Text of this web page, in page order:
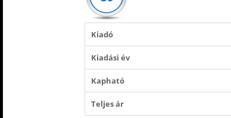
Kiadó
Kiadási év
Kapható
Teljes ár